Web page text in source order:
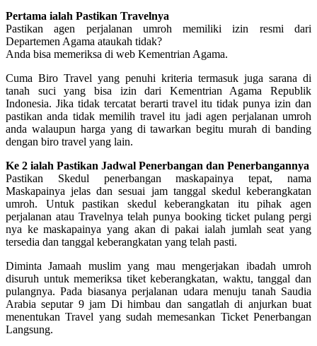
Pertama ialah Pastikan Travelnya
Pastikan agen perjalanan umroh memiliki izin resmi dari
Departemen Agama ataukah tidak?
Anda bisa memeriksa di web Kementrian Agama.
Cuma Biro Travel yang penuhi kriteria termasuk juga sarana di
tanah suci yang bisa izin dari Kementrian Agama Republik
Indonesia. Jika tidak tercatat berarti travel itu tidak punya izin dan
pastikan anda tidak memilih travel itu jadi agen perjalanan umroh
anda walaupun harga yang di tawarkan begitu murah di banding
dengan biro travel yang lain.
Ke 2 ialah Pastikan Jadwal Penerbangan dan Penerbangannya
Pastikan Skedul penerbangan maskapainya tepat, nama
Maskapainya jelas dan sesuai jam tanggal skedul keberangkatan
umroh. Untuk pastikan skedul keberangkatan itu pihak agen
perjalanan atau Travelnya telah punya booking ticket pulang pergi
nya ke maskapainya yang akan di pakai ialah jumlah seat yang
tersedia dan tanggal keberangkatan yang telah pasti.
Diminta Jamaah muslim yang mau mengerjakan ibadah umroh
disuruh untuk memeriksa tiket keberangkatan, waktu, tanggal dan
pulangnya. Pada biasanya perjalanan udara menuju tanah Saudia
Arabia seputar 9 jam Di himbau dan sangatlah di anjurkan buat
menentukan Travel yang sudah memesankan Ticket Penerbangan
Langsung.